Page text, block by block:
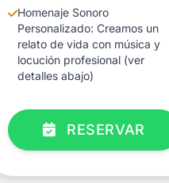
Homenaje Sonoro
Personalizado: Creamos un
relato de vida con música y
locución profesional (ver
detalles abajo)
RESERVAR